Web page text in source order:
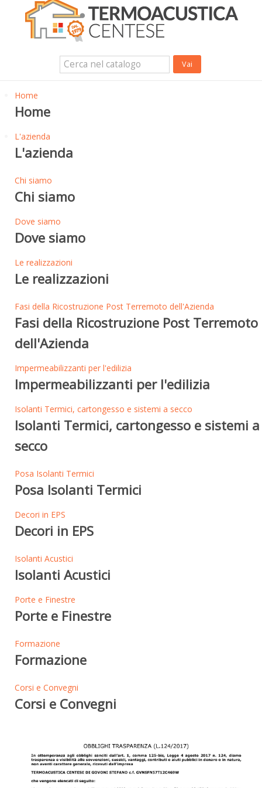
Isolanti Termici, cartongesso e sistemi a secco
Isolanti Acustici
Porte e Finestre
Home
Home
L'azienda
L'azienda
Chi siamo
Chi siamo
Dove siamo
Dove siamo
Le realizzazioni
Le realizzazioni
Fasi della Ricostruzione Post Terremoto dell'Azienda
Fasi della Ricostruzione Post Terremoto
dell'Azienda
Impermeabilizzanti per l'edilizia
Impermeabilizzanti per l'edilizia
Isolanti Termici, cartongesso e sistemi a secco
Isolanti Termici, cartongesso e sistemi a
secco
Posa Isolanti Termici
Posa Isolanti Termici
Decori in EPS
Decori in EPS
Isolanti Acustici
Isolanti Acustici
Porte e Finestre
Porte e Finestre
Formazione
Formazione
Corsi e Convegni
Corsi e Convegni